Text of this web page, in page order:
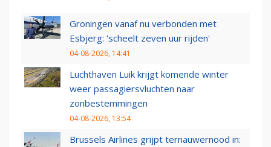
Groningen vanaf nu verbonden met
Esbjerg: 'scheelt zeven uur rijden'
04-08-2026, 14:41
Luchthaven Luik krijgt komende winter
weer passagiersvluchten naar
zonbestemmingen
04-08-2026, 13:54
Brussels Airlines grijpt ternauwernood in: